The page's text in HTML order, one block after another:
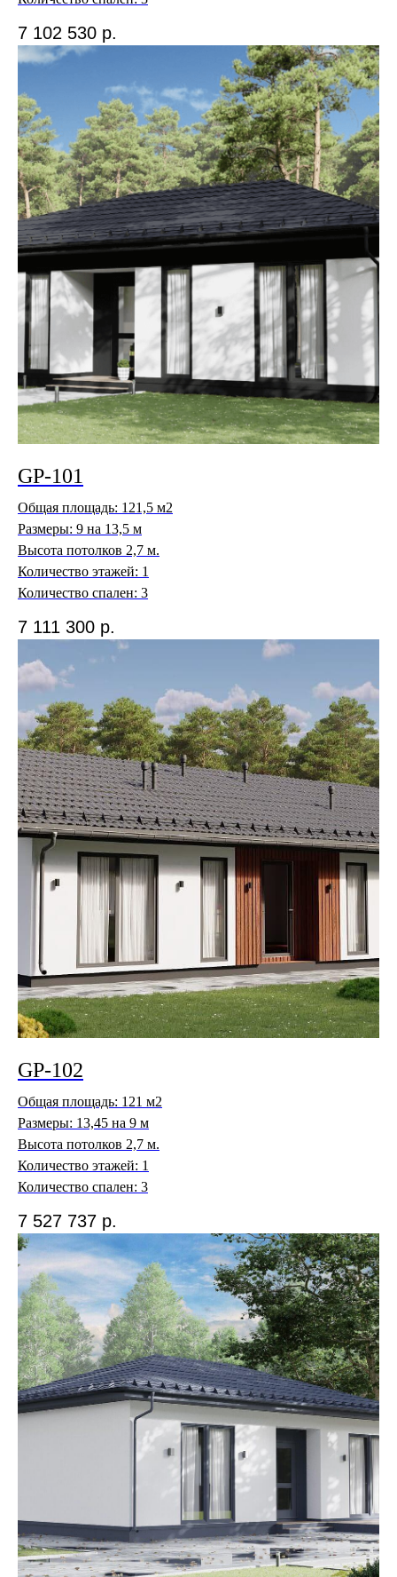
7 102 530 р.
GP-101
Общая площадь: 121,5 м2
Размеры: 9 на 13,5 м
Высота потолков 2,7 м.
Количество этажей: 1
Количество спален: 3
7 111 300 р.
GP-102
Общая площадь: 121 м2
Размеры: 13,45 на 9 м
Высота потолков 2,7 м.
Количество этажей: 1
Количество спален: 3
7 527 737 р.
+7 (812) 915-52-50
Согласие на обработку персональных данных
©2026. GP Development, все права защищены.
*Информация, размещённая на данном сайте, носит
исключительно ознакомительный характер и не является
публичной офертой в соответствии с положениями статьи
437, пункт 2 Гражданского кодекса РФ. Стоимость услуг
и условий может отличаться от указанных на сайте. Для
получения актуальной информации о ценах, акциях
и специальных предложениях, пожалуйста, обращайтесь
в отдел продаж.
КОММЕРЧЕСКИЕ ПРЕДЛОЖЕНИЯ:
Подписывайтесь на
наш Telegram-канал
и будьте в курсе новостей
Подписаться